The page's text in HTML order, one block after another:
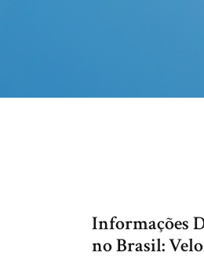
Informações
no Brasil: